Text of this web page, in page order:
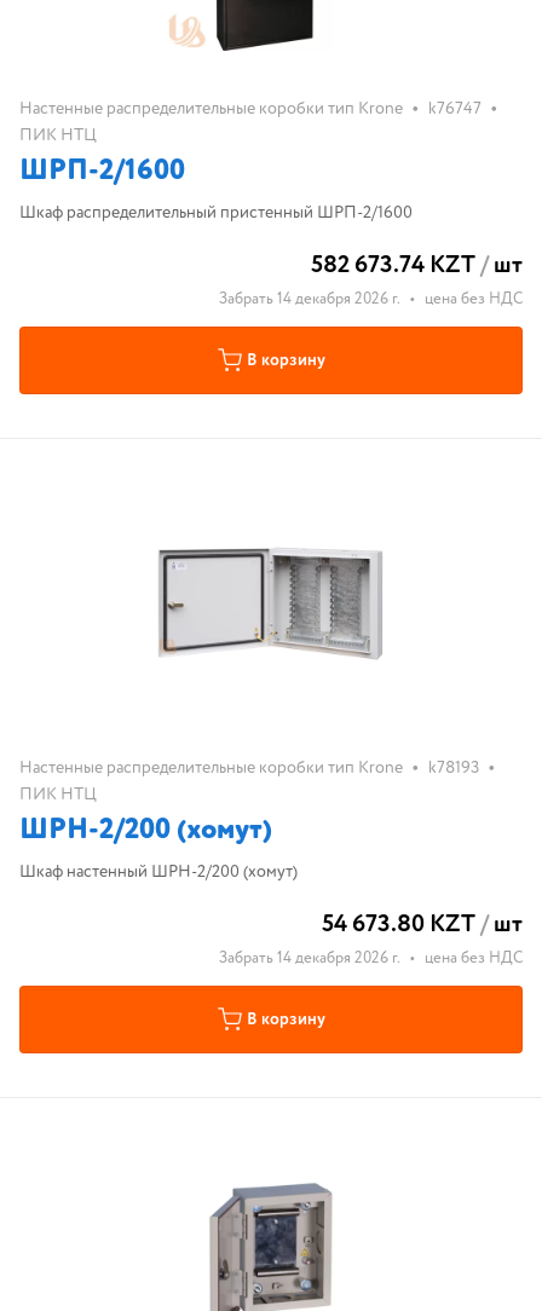
Настенные распределительные коробки тип Krone • k76747 •
ПИК НТЦ
ШРП-2/1600
Шкаф распределительный пристенный ШРП-2/1600
582 673.74 KZT/шт
Забрать 14 декабря 2026 г. • цена без НДС
В корзину
Настенные распределительные коробки тип Krone • k78193 •
ПИК НТЦ
ШРН-2/200 (хомут)
Шкаф настенный ШРН-2/200 (хомут)
54 673.80 KZT/шт
Забрать 14 декабря 2026 г. • цена без НДС
В корзину